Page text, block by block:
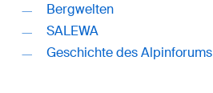
Bergwelten
SALEWA
Geschichte des Alpinforums